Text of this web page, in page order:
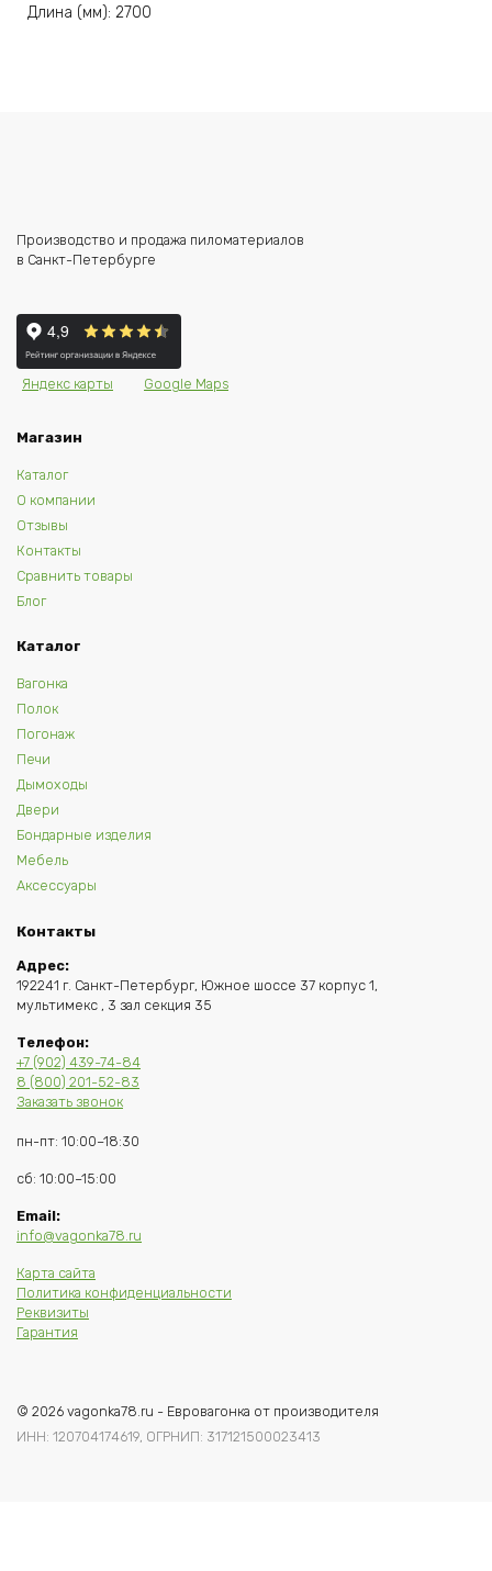
Длина (мм): 2700
Производство и продажа пиломатериалов
в Санкт-Петербурге
Яндекс карты Google Maps
Магазин
Каталог
О компании
Отзывы
Контакты
Сравнить товары
Блог
Каталог
Вагонка
Полок
Погонаж
Печи
Дымоходы
Двери
Бондарные изделия
Мебель
Аксессуары
Контакты
Адрес:
192241 г. Санкт-Петербург, Южное шоссе 37 корпус 1,
мультимекс , 3 зал секция 35
Телефон:
+7 (902) 439-74-84
8 (800) 201-52-83
Заказать звонок
пн-пт: 10:00–18:30
сб: 10:00–15:00
Email:
info@vagonka78.ru
Карта сайта
Политика конфиденциальности
Реквизиты
Гарантия
© 2026 vagonka78.ru - Евровагонка от производителя
ИНН: 120704174619, ОГРНИП: 317121500023413